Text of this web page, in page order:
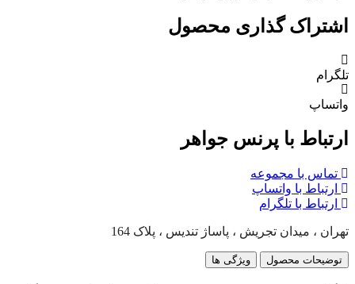
اشتراک گذاری محصول
تلگرام
واتساپ
ارتباط با پرنس جواهر
تماس با مجموعه
ارتباط با واتساپ
ارتباط با تلگرام
تهران ، میدان تجریش ، پاساژ تندیس ، پلاک 164
توضیحات محصول ویژگی ها